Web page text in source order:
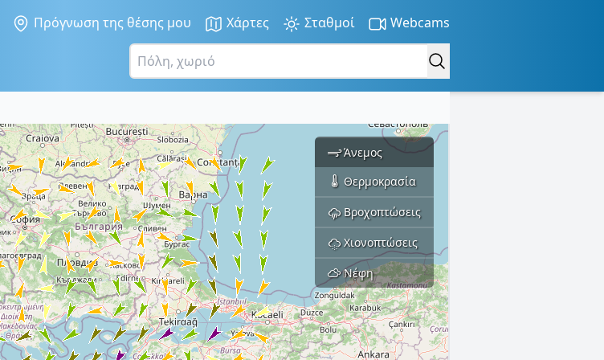
Πρόγνωση της θέσης μου Χάρτες Σταθμοί Webcams
Άνεμος
Θερμοκρασία
Βροχοπτώσεις
Χιονοπτώσεις
Νέφη